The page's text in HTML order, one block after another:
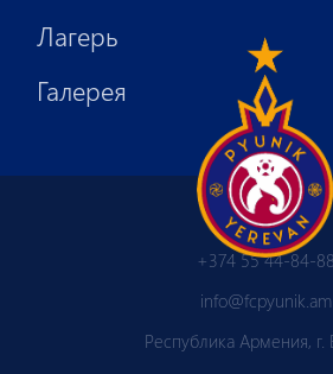
Лагерь
Галерея
+374 55 44-84-88
info@fcpyunik.am
Республика Армения, г.